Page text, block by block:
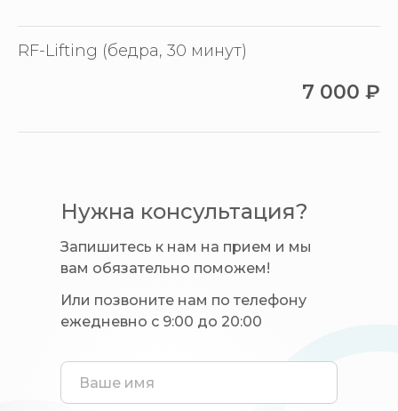
RF-Lifting (бедра, 30 минут)
7 000 ₽
Нужна консультация?
Запишитесь к нам на прием и мы
вам обязательно поможем!
Или позвоните нам по телефону
ежедневно с 9:00 до 20:00